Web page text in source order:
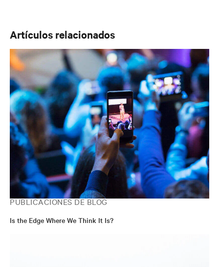
mayor responsabilidad en la gestión de cuentas
de Ventas de Reino Unido. En 2011, Tony se unió a Vertiv
como resultado de una absorción, habiendo ocupado
puestos nacionales en Australia, antes de unirse en 2013
al equipo de Asia como Director de Cloud, Colocation y
Grandes cuentas empresariales.
Artículos relacionados
PUBLICACIONES DE BLOG
Is the Edge Where We Think It Is?